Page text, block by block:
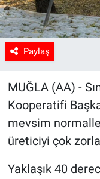
Paylaş
MUĞLA (AA) -
Kooperatifi
mevsim
üreticiyi çok
Yaklaşık 40
Yaşam
Tarım